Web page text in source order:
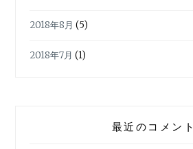
2018年8月 (5)
2018年7月 (1)
最近のコメント